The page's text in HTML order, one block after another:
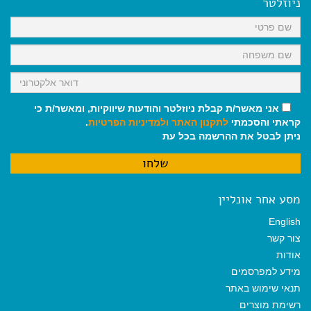
k
p
m
אני מאשר/ת קבלת ניוזלטר והודעות שיווקיות, ומאשר/ת כי
קראתי והסכמתי לתקנון האתר ולמדיניות הפרטיות.
ניתן לבטל את ההרשמה בכל עת
מסע אחר אונליין
English
צור קשר
אודות
מידע למפרסמים
תנאי שימוש באתר
רשימת מוצרים